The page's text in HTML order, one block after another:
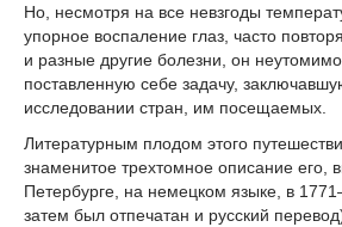
Но, несмотря на все невзгоды
упорное воспаление глаз, часто
и разные другие болезни, он
поставленную себе задачу,
исследовании стран, им посещаемых.
Литературным плодом этого
знаменитое трехтомное описание
Петербурге, на немецком языке, в
затем был отпечатан и русский